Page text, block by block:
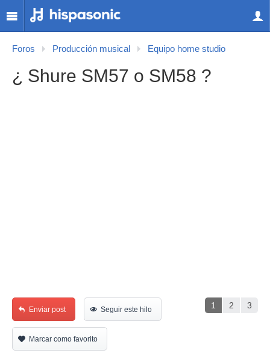
Foros Producción musical Equipo home studio
¿ Shure SM57 o SM58 ?
1 2 3
Enviar post Seguir este hilo
Marcar como favorito